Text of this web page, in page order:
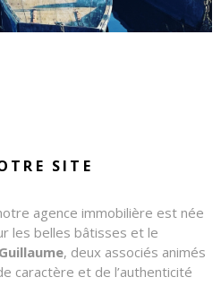
SITE
agence immobilière est née
les belles bâtisses et le
, deux associés animés
caractère et de l’authenticité